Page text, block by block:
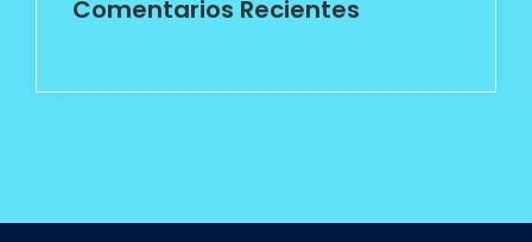
Comentarios Recientes